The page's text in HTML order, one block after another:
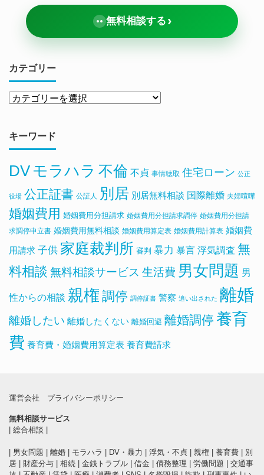
無料相談する ›
カテゴリー
キーワード
DV モラハラ 不倫 不貞 事情聴取 住宅ローン 公正
役場 公正証書 公証人 別居 別居無料相談 国際離婚 夫婦喧嘩
婚姻費用 婚姻費用分担請求 婚姻費用分担請求調停 婚姻費用分担請
求調停申立書 婚姻費用無料相談 婚姻費用算定表 婚姻費用計算表 婚姻費
用請求 子供 家庭裁判所 審判 暴力 暴言 浮気調査 無
料相談 無料相談サービス 生活費 男女問題 男
性からの相談 親権 調停 調停証書 警察 追い出された 離婚
離婚したい 離婚したくない 離婚回避 離婚調停 養育
費 養育費・婚姻費用算定表 養育費請求
運営会社 プライバシーポリシー
無料相談サービス
総合相談
男女問題 離婚 モラハラ DV・暴力 浮気・不貞 親権 養育費
別
居
財産分与 相続 金銭トラブル 借金 債務整理 労働問題
交通事